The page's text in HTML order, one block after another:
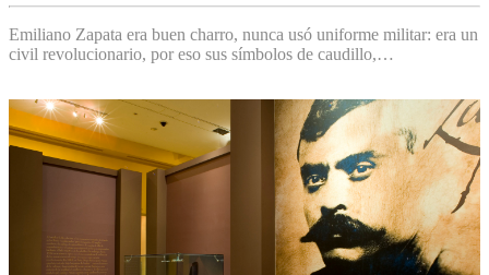
Emiliano Zapata era buen charro, nunca usó uniforme militar: era un
civil revolucionario, por eso sus símbolos de caudillo,…